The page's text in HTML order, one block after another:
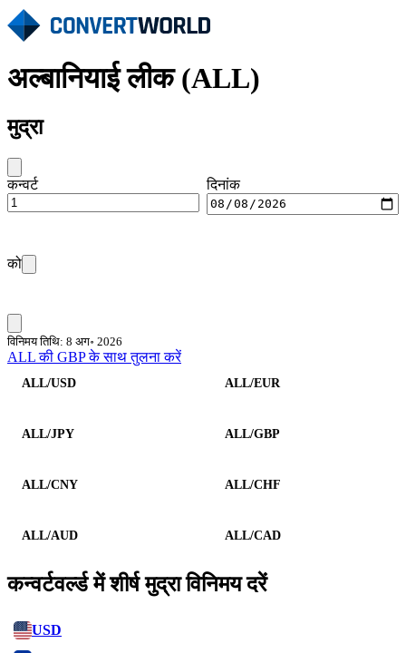
अल्बानियाई लीक (ALL)
मुद्रा
कन्वर्ट दिनांक
को
विनिमय तिथि: 8 अग॰ 2026
ALL की GBP के साथ तुलना करें
ALL/USD ALL/EUR
ALL/JPY ALL/GBP
ALL/CNY ALL/CHF
ALL/AUD ALL/CAD
कन्वर्टवर्ल्ड में शीर्ष मुद्रा विनिमय दरें
USD